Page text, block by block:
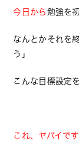
今日から 勉強を
なんとかそれを
う」
こんな目標設定
これ、ヤバイです